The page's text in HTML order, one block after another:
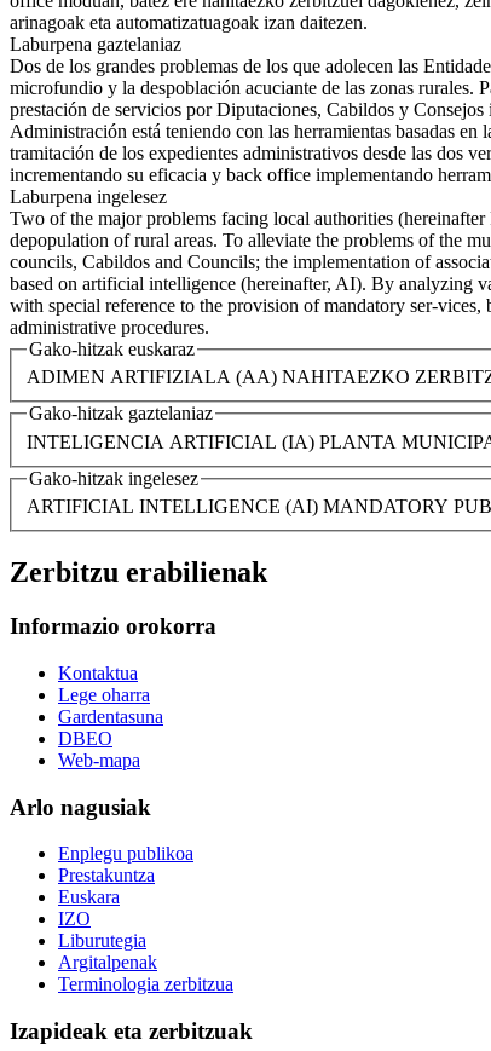
arinagoak eta automatizatuagoak izan daitezen.
Laburpena gaztelaniaz
Dos de los grandes problemas de los que adolecen las
microfundio y la despoblación acuciante de las zonas rurales.
prestación de servicios por Diputaciones, Cabildos y
Administración está teniendo con las herramientas basadas
tramitación de los expedientes administrativos desde las dos
incrementando su eficacia y back office implementando
Laburpena ingelesez
Two of the major problems facing local authorities
depopulation of rural areas. To alleviate the problems of the
councils, Cabildos and Councils; the implementation of
based on artificial intelligence (hereinafter, AI). By analyzing
with special reference to the provision of mandatory ser-
administrative procedures.
Gako-hitzak euskaraz
ADIMEN ARTIFIZIALA (AA) NAHITAEZKO
Gako-hitzak gaztelaniaz
INTELIGENCIA ARTIFICIAL (IA) PLANTA
Gako-hitzak ingelesez
ARTIFICIAL INTELLIGENCE (AI) MANDATORY
Zerbitzu erabilienak
Informazio orokorra
Kontaktua
Lege oharra
Gardentasuna
DBEO
Web-mapa
Arlo nagusiak
Enplegu publikoa
Prestakuntza
Euskara
IZO
Liburutegia
Argitalpenak
Terminologia zerbitzua
Izapideak eta zerbitzuak